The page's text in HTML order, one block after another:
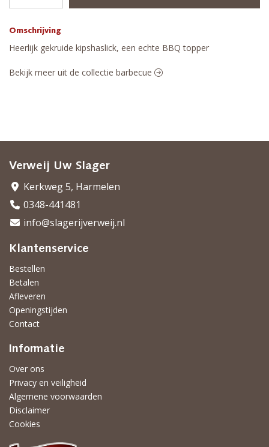
Omschrijving
Heerlijk gekruide kipshaslick, een echte BBQ topper
Bekijk meer uit de collectie barbecue
Verweij Uw Slager
Kerkweg 5, Harmelen
0348-441481
info@slagerijverweij.nl
Klantenservice
Bestellen
Betalen
Afleveren
Openingstijden
Contact
Informatie
Over ons
Privacy en veiligheid
Algemene voorwaarden
Disclaimer
Cookies